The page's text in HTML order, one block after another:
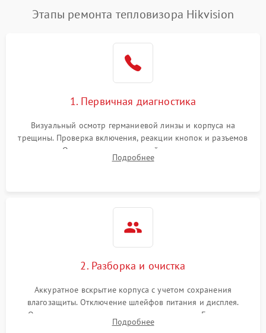
Этапы ремонта тепловизора Hikvision
1. Первичная диагностика
Визуальный осмотр германиевой линзы и корпуса на
трещины. Проверка включения, реакции кнопок и разъемов
зарядки. Оценка вывода тепловой сигнатуры на экран,
проверка базовых функций и считывание системных
Подробнее
2. Разборка и очистка
Аккуратное вскрытие корпуса с учетом сохранения
влагозащиты. Отключение шлейфов питания и дисплея.
Очистка внутренних плат от окислов и пыли. Бережная
обработка германиевого объектива специализированными
Подробнее